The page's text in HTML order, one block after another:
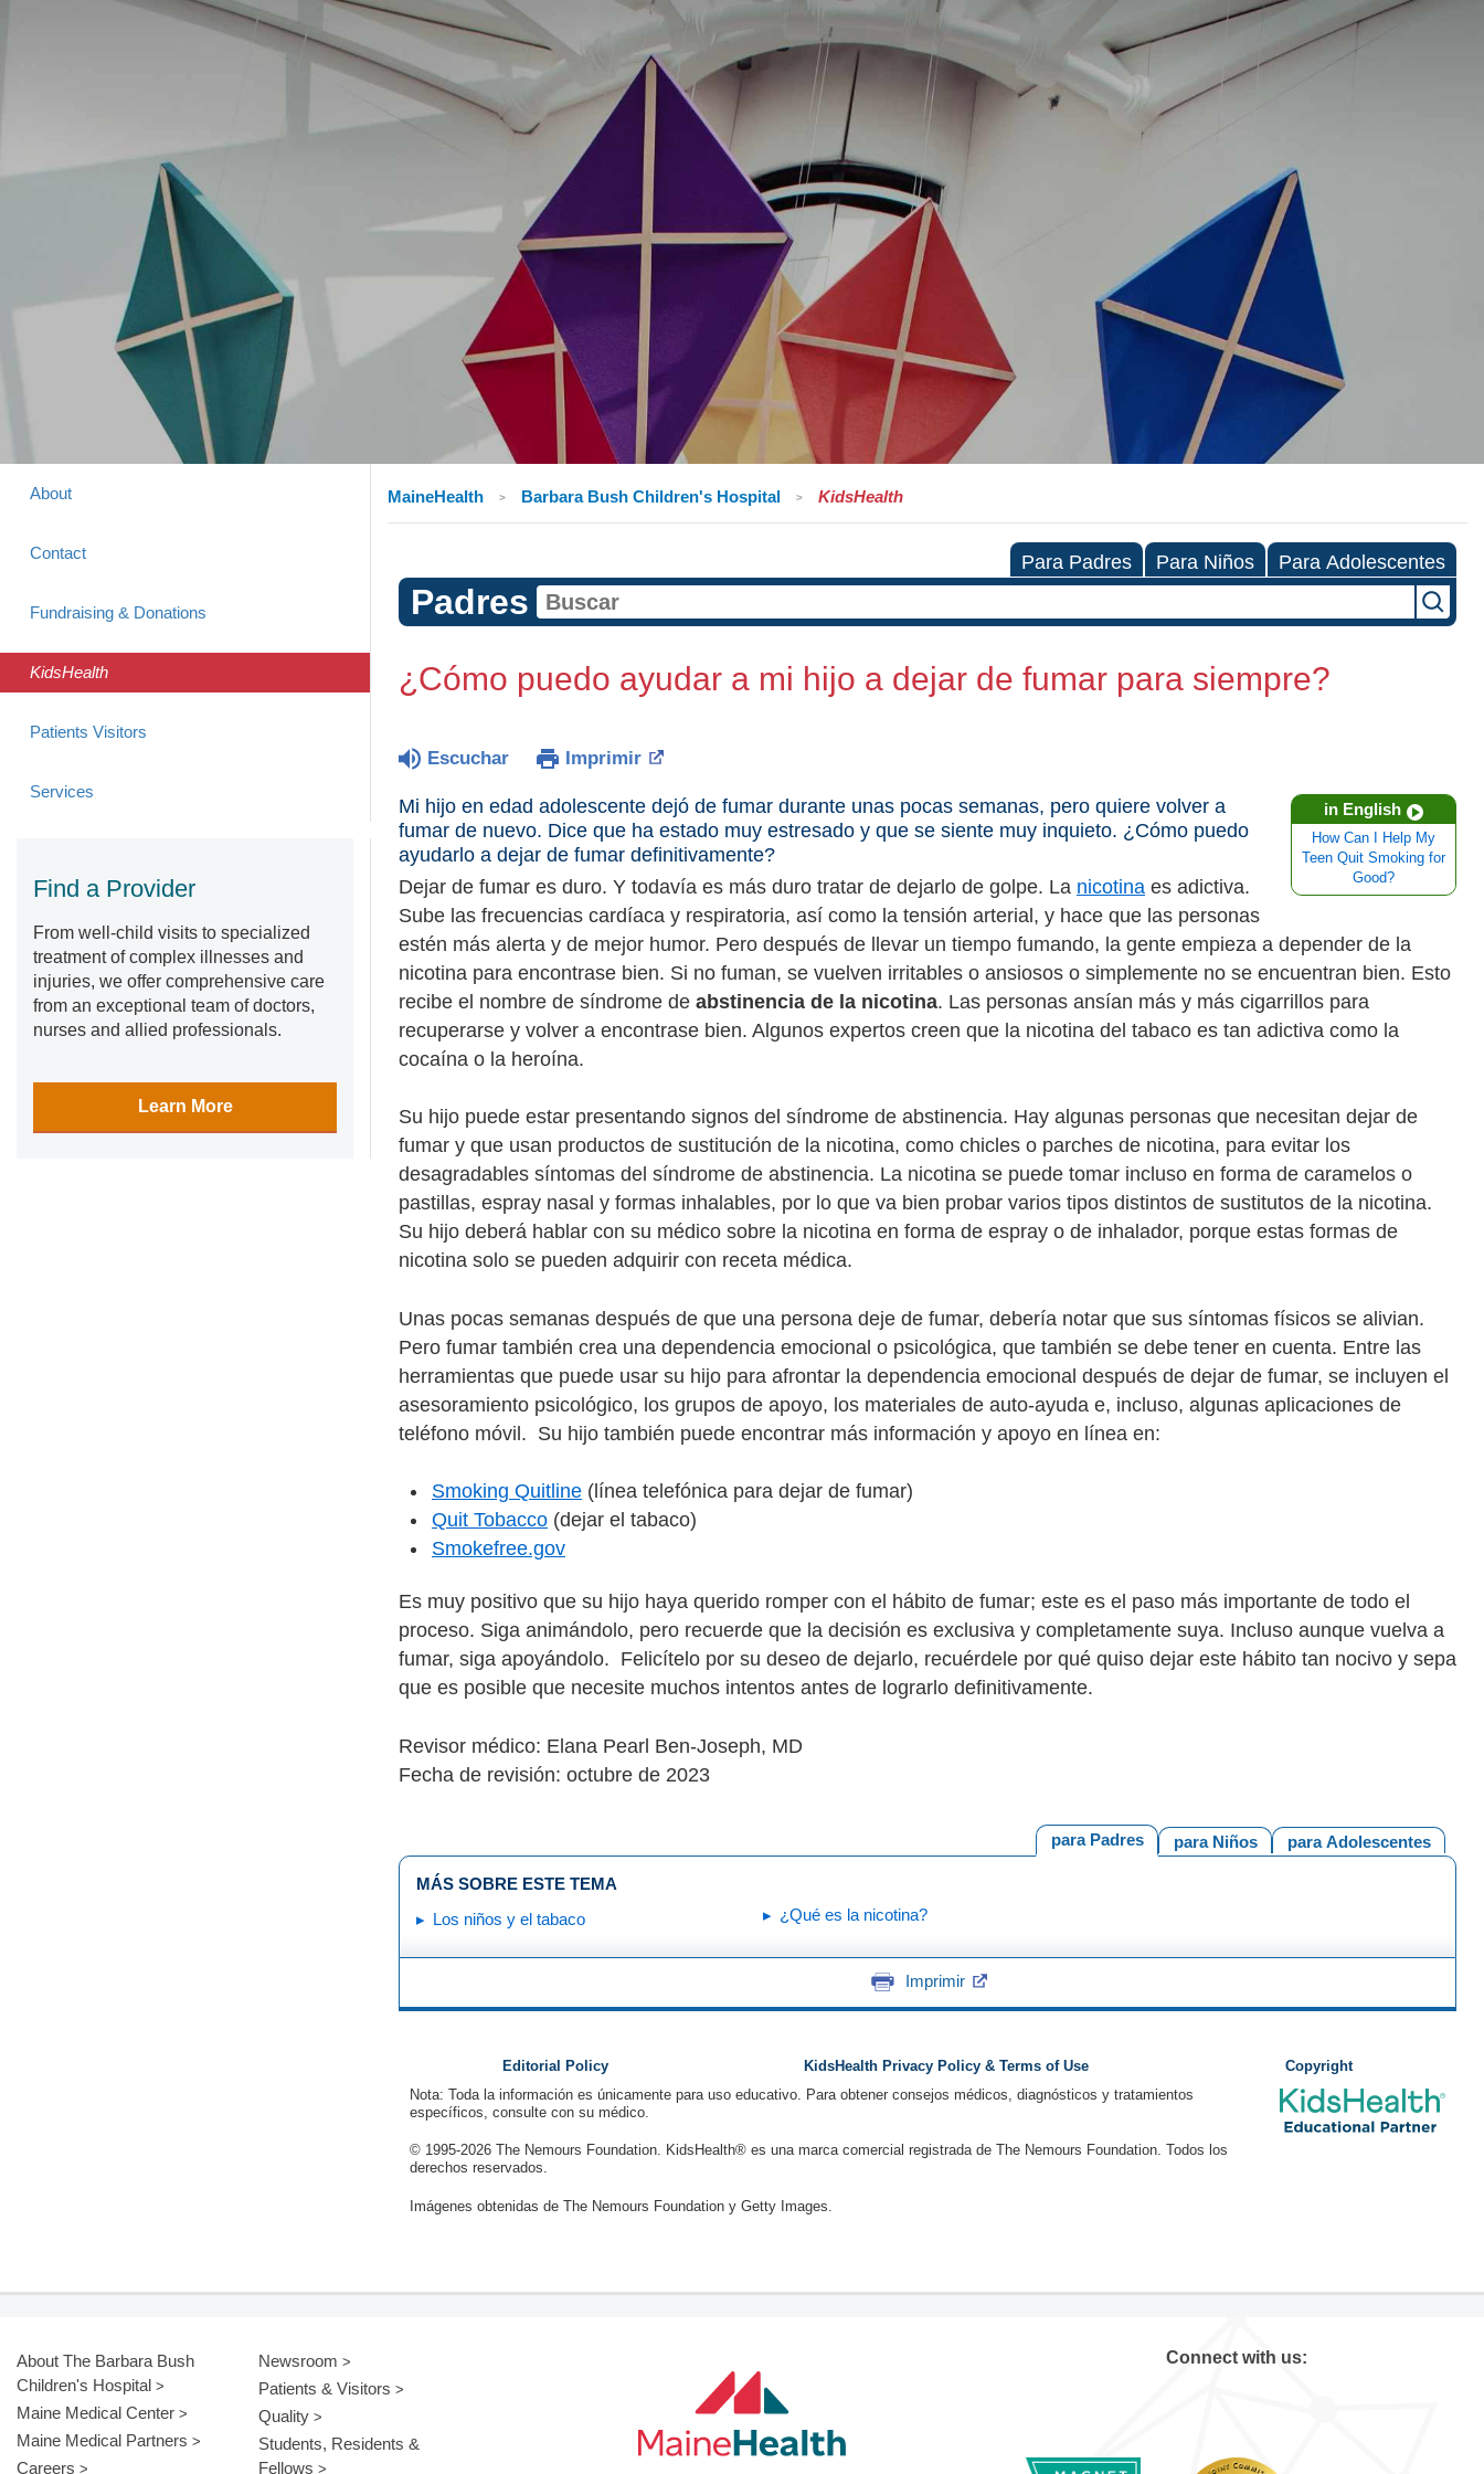
About
Contact
Fundraising & Donations
KidsHealth
Patients Visitors
Services
Find a Provider
From well-child visits to specialized
treatment of complex illnesses and
injuries, we offer comprehensive care
from an exceptional team of doctors,
nurses and allied professionals.
Learn More
MaineHealth Barbara Bush Children's Hospital KidsHealth
Para Padres Para Niños Para Adolescentes
Padres
¿Cómo puedo ayudar a mi hijo a dejar de fumar para siempre?
Escuchar Imprimir
in English
How Can I Help My
Teen Quit Smoking for
Good?
Mi hijo en edad adolescente dejó de fumar durante unas pocas semanas, pero quiere volver a
fumar de nuevo. Dice que ha estado muy estresado y que se siente muy inquieto. ¿Cómo puedo
ayudarlo a dejar de fumar definitivamente?
Dejar de fumar es duro. Y todavía es más duro tratar de dejarlo de golpe. La nicotina es adictiva.
Sube las frecuencias cardíaca y respiratoria, así como la tensión arterial, y hace que las personas
estén más alerta y de mejor humor. Pero después de llevar un tiempo fumando, la gente empieza a depender de la
nicotina para encontrase bien. Si no fuman, se vuelven irritables o ansiosos o simplemente no se encuentran bien. Esto
recibe el nombre de síndrome de abstinencia de la nicotina. Las personas ansían más y más cigarrillos para
recuperarse y volver a encontrase bien. Algunos expertos creen que la nicotina del tabaco es tan adictiva como la
cocaína o la heroína.
Su hijo puede estar presentando signos del síndrome de abstinencia. Hay algunas personas que necesitan dejar de
fumar y que usan productos de sustitución de la nicotina, como chicles o parches de nicotina, para evitar los
desagradables síntomas del síndrome de abstinencia. La nicotina se puede tomar incluso en forma de caramelos o
pastillas, espray nasal y formas inhalables, por lo que va bien probar varios tipos distintos de sustitutos de la nicotina.
Su hijo deberá hablar con su médico sobre la nicotina en forma de espray o de inhalador, porque estas formas de
nicotina solo se pueden adquirir con receta médica.
Unas pocas semanas después de que una persona deje de fumar, debería notar que sus síntomas físicos se alivian.
Pero fumar también crea una dependencia emocional o psicológica, que también se debe tener en cuenta. Entre las
herramientas que puede usar su hijo para afrontar la dependencia emocional después de dejar de fumar, se incluyen el
asesoramiento psicológico, los grupos de apoyo, los materiales de auto-ayuda e, incluso, algunas aplicaciones de
teléfono móvil. Su hijo también puede encontrar más información y apoyo en línea en:
Smoking Quitline (línea telefónica para dejar de fumar)
Quit Tobacco (dejar el tabaco)‎
Smokefree.gov
Es muy positivo que su hijo haya querido romper con el hábito de fumar; este es el paso más importante de todo el
proceso. Siga animándolo, pero recuerde que la decisión es exclusiva y completamente suya. Incluso aunque vuelva a
fumar, siga apoyándolo. Felicítelo por su deseo de dejarlo, recuérdele por qué quiso dejar este hábito tan nocivo y sepa
que es posible que necesite muchos intentos antes de lograrlo definitivamente.
Revisor médico: Elana Pearl Ben-Joseph, MD
Fecha de revisión: octubre de 2023
para Adolescentes
para Niños
para Padres
MÁS SOBRE ESTE TEMA
Los niños y el tabaco
¿Qué es la nicotina?
Imprimir
Editorial Policy KidsHealth Privacy Policy & Terms of Use
Copyright
Nota: Toda la información es únicamente para uso educativo. Para obtener consejos médicos, diagnósticos y tratamientos
específicos, consulte con su médico.
© 1995-2026 The Nemours Foundation. KidsHealth® es una marca comercial registrada de The Nemours Foundation. Todos los
derechos reservados.
Imágenes obtenidas de The Nemours Foundation y Getty Images.
About The Barbara Bush
Children's Hospital
Maine Medical Center
Maine Medical Partners
Careers
Newsroom
Patients & Visitors
Quality
Students, Residents &
Fellows
Connect with us: